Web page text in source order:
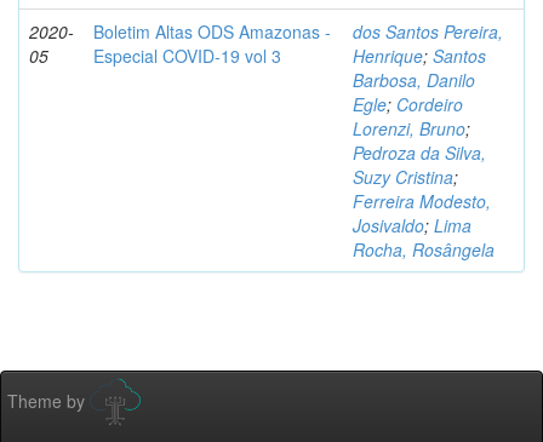
2020-
05
Boletim Altas ODS Amazonas -
Especial COVID-19 vol 3
dos Santos Pereira,
Henrique; Santos
Barbosa, Danilo
Egle; Cordeiro
Lorenzi, Bruno;
Pedroza da Silva,
Suzy Cristina;
Ferreira Modesto,
Josivaldo; Lima
Rocha, Rosângela
Theme by